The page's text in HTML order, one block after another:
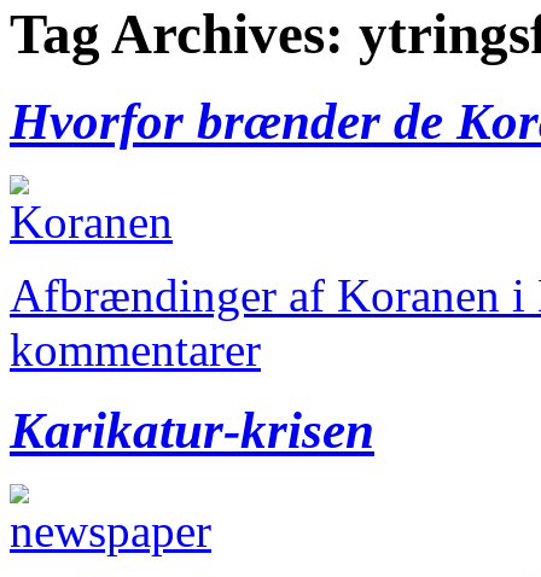
Tag Archives:
Hvorfor brænder de
Afbrændinger af Koranen i
kommentarer
Karikatur-krisen